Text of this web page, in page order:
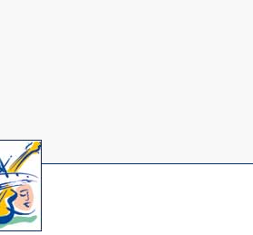
(Öffnet
in